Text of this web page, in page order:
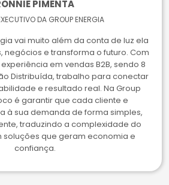
PIMENTA
DA GROUP ENERGIA
vai muito além da conta de luz ela
negócios e transforma o futuro. Com
em vendas B2B, sendo 8
Distribuída, trabalho para conectar
e resultado real. Na Group
é garantir que cada cliente e
à sua demanda de forma simples,
traduzindo a complexidade do
soluções que geram economia e
confiança.